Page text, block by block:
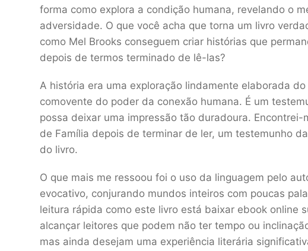
forma como explora a condição humana, revelando o
adversidade. O que você acha que torna um livro
como Mel Brooks conseguem criar histórias que
depois de termos terminado de lê-las?
A história era uma exploração lindamente elaborada
comovente do poder da conexão humana. É um
possa deixar uma impressão tão duradoura.
de Família depois de terminar de ler, um testemunho
do livro.
O que mais me ressoou foi o uso da linguagem pelo
evocativo, conjurando mundos inteiros com poucas
leitura rápida como este livro está baixar ebook online
alcançar leitores que podem não ter tempo ou
mas ainda desejam uma experiência literária